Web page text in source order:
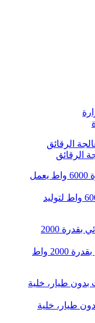
الرقائق
خلية وقود هيدروجينية بقدرة 6000 واط لتوليد
مجموعة خلايا وقود تبريد هوائي بقدرة 2000 واط
طيار، خلية